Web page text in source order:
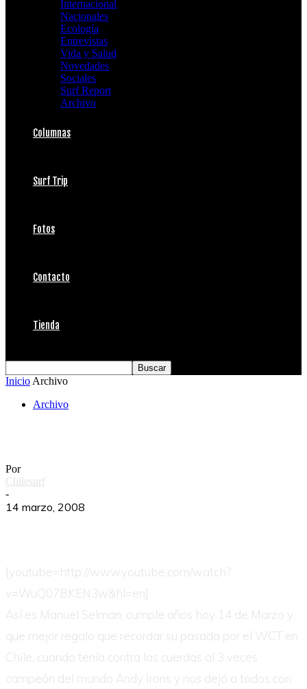
Internacional
Nacionales
Ecología
Entrevistas
Vida y Salud
Novedades
Sociales
Surf Report
Archivo
Columnas
Surf Trip
Fotos
Contacto
Tienda
Inicio Archivo
Archivo
Por
Chilesurf
-
14 marzo, 2008
[youtube=http://www.youtube.com/watch?
v=WuQ07BKEN3w&hl=en]
Así es Manuel Selman, cumple años hoy 14 de Marzo y
que mejor regalo que recordar su pasada por el WCT en
Chile, cuando tenía contra las cuerdas al 3 veces
campeón del mundo Andy Irons y nos dejó a todos con